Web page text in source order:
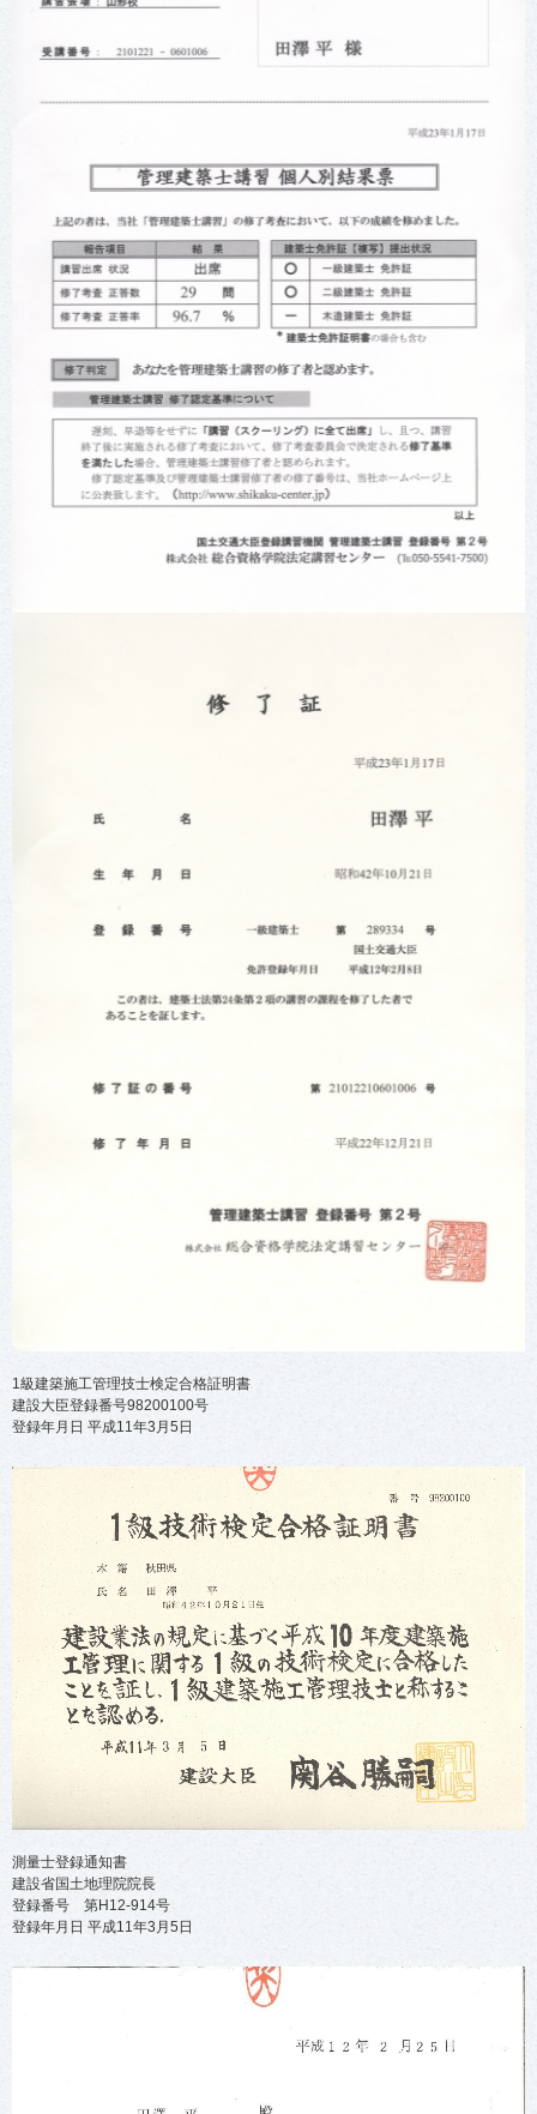
1級建築施工管理技士検定合格証明書
建設大臣登録番号98200100号
登録年月日 平成11年3月5日
測量士登録通知書
建設省国土地理院院長
登録番号 第H12-914号
登録年月日 平成11年3月5日